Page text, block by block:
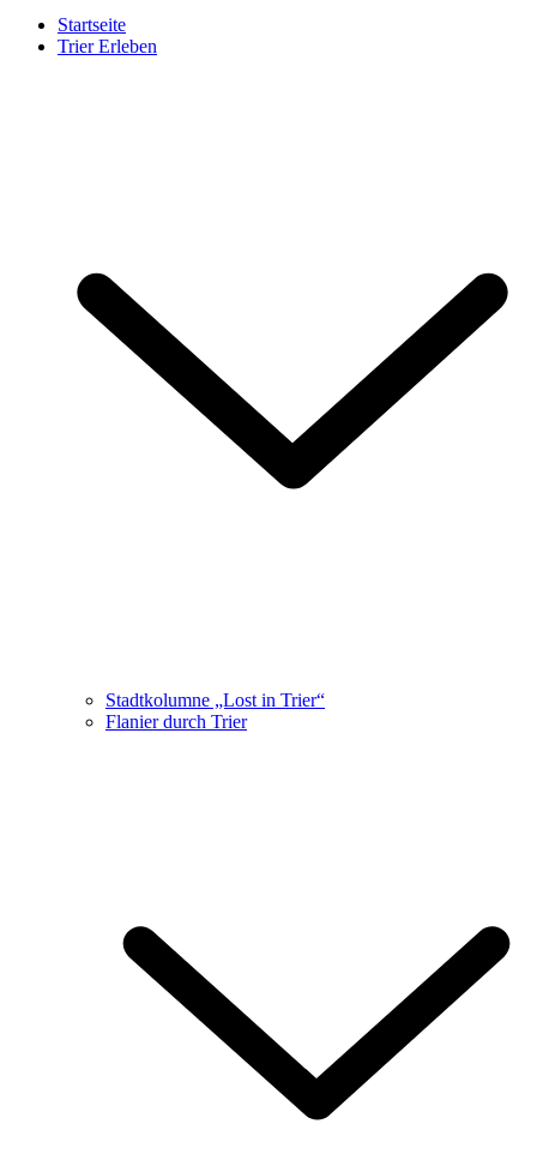
Startseite
Trier Erleben
Stadtkolumne „Lost in Trier“
Flanier durch Trier